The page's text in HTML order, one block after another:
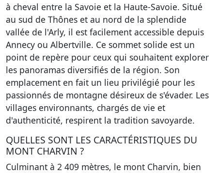
à cheval entre la Savoie et la Haute-Savoie. Situé
au sud de Thônes et au nord de la splendide
vallée de l'Arly, il est facilement accessible depuis
Annecy ou Albertville. Ce sommet solide est un
point de repère pour ceux qui souhaitent explorer
les panoramas diversifiés de la région. Son
emplacement en fait un lieu privilégié pour les
passionnés de montagne désireux de s'évader. Les
villages environnants, chargés de vie et
d'authenticité, respirent la tradition savoyarde.
QUELLES SONT LES CARACTÉRISTIQUES DU
MONT CHARVIN ?
Culminant à 2 409 mètres, le mont Charvin, bien